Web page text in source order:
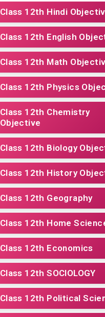
Class 12th Hindi
Class 12th English
Class 12th Math
Class 12th Physics
Class 12th Chemistry
Objective
Class 12th Biology
Class 12th History
Class 12th Geography
Class 12th Home
Class 12th Economics
Class 12th SOCIOLOGY
Class 12th Political